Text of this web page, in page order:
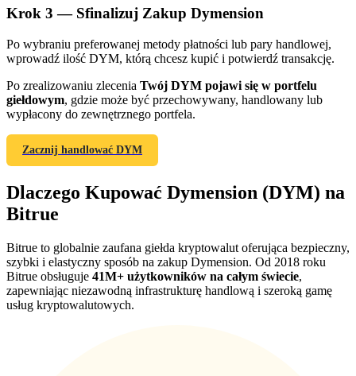
Zaproś przyjaciela, aby otrzymać nagrody pieniężne
BTC Welcome Rewards
BTC Welcome Rewards
Krok 3 — Sfinalizuj Zakup Dymension
Po wybraniu preferowanej metody płatności lub pary handlowej,
wprowadź ilość DYM, którą chcesz kupić i potwierdź transakcję.
Po zrealizowaniu zlecenia Twój DYM pojawi się w portfelu
giełdowym, gdzie może być przechowywany, handlowany lub
wypłacony do zewnętrznego portfela.
Zacznij handlować DYM
Dlaczego Kupować Dymension (DYM) na
Bitrue
Bitrue to globalnie zaufana giełda kryptowalut oferująca bezpieczny,
szybki i elastyczny sposób na zakup Dymension. Od 2018 roku
Bitrue obsługuje 41M+ użytkowników na całym świecie,
zapewniając niezawodną infrastrukturę handlową i szeroką gamę
usług kryptowalutowych.